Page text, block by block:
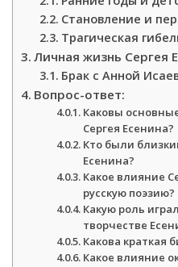
Становление и
Трагическая
Личная жизнь Сергея
Брак с Анной
Вопрос-ответ:
Каковы
Сергея Есенина?
Кто были
Есенина?
Какое влияние
русскую поэзию?
Какую роль
творчестве
Какова краткая
Какое влияние